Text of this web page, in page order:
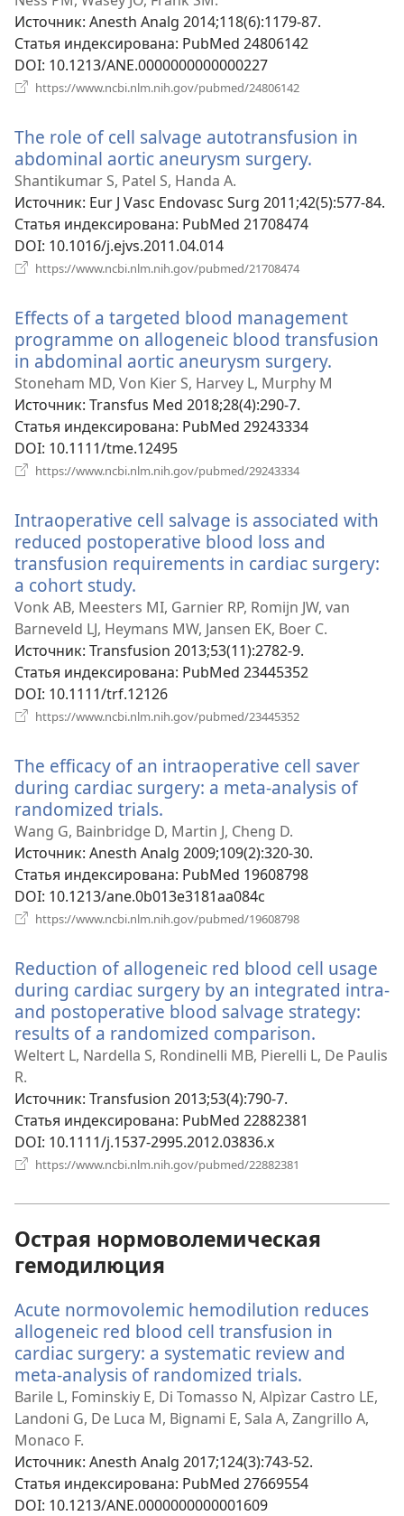
окне)
Источник‎: Anesth Analg 2014;118(6):1179-87.
Статья индексирована‎: PubMed 24806142
DOI‎: 10.1213/ANE.0000000000000227
https://www.ncbi.nlm.nih.gov/pubmed/24806142
окне)
The role of cell salvage autotransfusion in
abdominal aortic aneurysm surgery.
новом
Shantikumar S, Patel S, Handa A.
Источник‎: Eur J Vasc Endovasc Surg 2011;42(5):577-84.
Статья индексирована‎: PubMed 21708474
DOI‎: 10.1016/j.ejvs.2011.04.014
https://www.ncbi.nlm.nih.gov/pubmed/21708474
окне)
Effects of a targeted blood management
programme on allogeneic blood transfusion
in abdominal aortic aneurysm surgery.
Stoneham MD, Von Kier S, Harvey L, Murphy M
Источник‎: Transfus Med 2018;28(4):290-7.
Статья индексирована‎: PubMed 29243334
DOI‎: 10.1111/tme.12495
https://www.ncbi.nlm.nih.gov/pubmed/29243334
окне)
Intraoperative cell salvage is associated with
reduced postoperative blood loss and
transfusion requirements in cardiac surgery:
a cohort study.
в
новом
окне)
Vonk AB, Meesters MI, Garnier RP, Romijn JW, van
Barneveld LJ, Heymans MW, Jansen EK, Boer C.
Источник‎: Transfusion 2013;53(11):2782-9.
Статья индексирована‎: PubMed 23445352
DOI‎: 10.1111/trf.12126
https://www.ncbi.nlm.nih.gov/pubmed/23445352
окне)
The efficacy of an intraoperative cell saver
during cardiac surgery: a meta-analysis of
randomized trials.
в
новом
окне)
Wang G, Bainbridge D, Martin J, Cheng D.
Источник‎: Anesth Analg 2009;109(2):320-30.
Статья индексирована‎: PubMed 19608798
DOI‎: 10.1213/ane.0b013e3181aa084c
https://www.ncbi.nlm.nih.gov/pubmed/19608798
окне)
Reduction of allogeneic red blood cell usage
during cardiac surgery by an integrated intra-
and postoperative blood salvage strategy:
results of a randomized comparison.
в
Weltert L, Nardella S, Rondinelli MB, Pierelli L, De Paulis
R.
Источник‎: Transfusion 2013;53(4):790-7.
Статья индексирована‎: PubMed 22882381
DOI‎: 10.1111/j.1537-2995.2012.03836.x
https://www.ncbi.nlm.nih.gov/pubmed/22882381
Острая нормоволемическая
гемодилюция
Acute normovolemic hemodilution reduces
allogeneic red blood cell transfusion in
cardiac surgery: a systematic review and
meta-analysis of randomized trials.
в
новом
Barile L, Fominskiy E, Di Tomasso N, Alpìzar Castro LE,
Landoni G, De Luca M, Bignami E, Sala A, Zangrillo A,
Monaco F.
Источник‎: Anesth Analg 2017;124(3):743-52.
Статья индексирована‎: PubMed 27669554
DOI‎: 10.1213/ANE.0000000000001609